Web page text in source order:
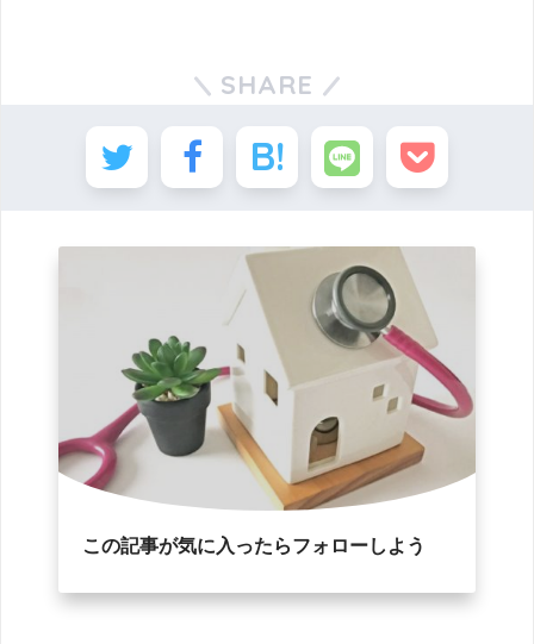
SHARE
この記事が気に入ったらフォローしよう